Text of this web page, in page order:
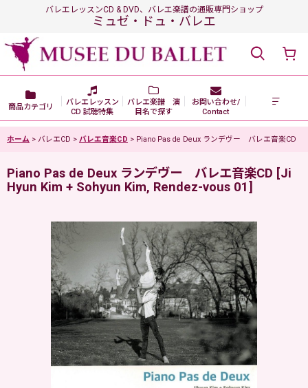
バレエレッスンCD & DVD、バレエ楽譜の通販専門ショップ
ミュゼ・ドュ・バレエ
商品カテゴリ
バレエレッスン
CD 試聴特集
バレエ楽譜 演
目名で探す
お問い合わせ/
Contact
ホーム > バレエCD > バレエ音楽CD > Piano Pas de Deux ランデヴー バレエ音楽CD
Piano Pas de Deux ランデヴー バレエ音楽CD [Ji
Hyun Kim + Sohyun Kim, Rendez-vous 01]